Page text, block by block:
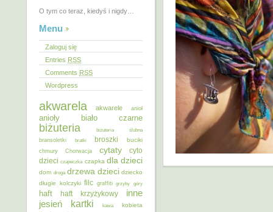
O tym co teraz, kiedyś i nigdy…
Menu
Zaloguj się
Entries RSS
Comments RSS
Wordpress
akwarela akwarele anioł
anioły biało czarne
biżuteria
biżuteria ślubna
bransoletki
bratki broszki buciki
chmury Chorwacja cytaty
cyto
dzieci czapeczka czapka dla dzieci
dom droga drzewa dzieci dziecko
długie kolczyki filc graffiti grzyby góry
haft haft krzyżykowy inne
jesień kartki kawa kobieta